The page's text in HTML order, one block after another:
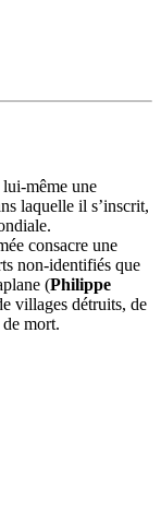
même une
laquelle il s’inscrit,
consacre une
non-identifiés que
(Philippe
villages détruits, de
de mort.